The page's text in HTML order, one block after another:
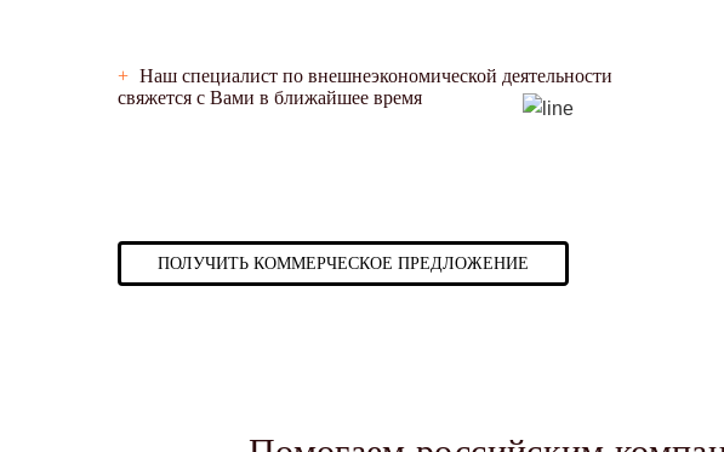
+ Наш специалист по внешнеэкономической деятельности
свяжется с Вами в ближайшее время
ПОЛУЧИТЬ КОММЕРЧЕСКОЕ ПРЕДЛОЖЕНИЕ